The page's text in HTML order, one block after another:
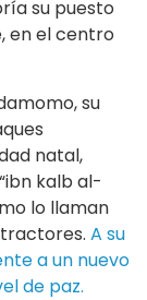
su puesto
en el centro
su
natal,
kalb al-
lo llaman
A su
a un nuevo
de paz.